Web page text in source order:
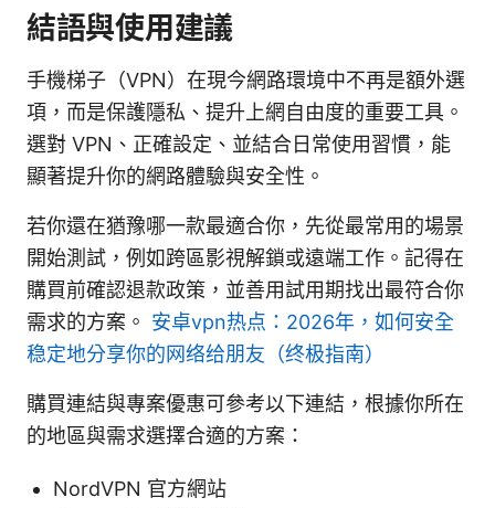
結語與使用建議
手機梯子（VPN）在現今網路環境中不再是額外選
項，而是保護隱私、提升上網自由度的重要工具。
選對 VPN、正確設定、並結合日常使用習慣，能
顯著提升你的網路體驗與安全性。
若你還在猶豫哪一款最適合你，先從最常用的場景
開始測試，例如跨區影視解鎖或遠端工作。記得在
購買前確認退款政策，並善用試用期找出最符合你
需求的方案。 安卓vpn热点：2026年，如何安全
稳定地分享你的网络给朋友（终极指南）
購買連結與專案優惠可參考以下連結，根據你所在
的地區與需求選擇合適的方案：
NordVPN 官方網站